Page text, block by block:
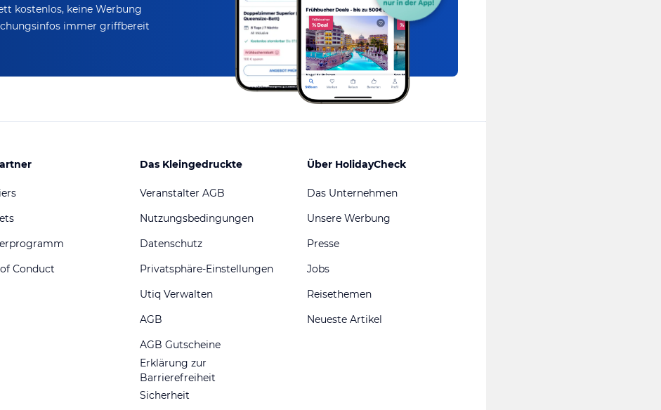
kostenlos, keine Werbung
immer griffbereit
Conduct
Das Kleingedruckte
Veranstalter AGB
Nutzungsbedingungen
Datenschutz
Privatsphäre-Einstellungen
Utiq Verwalten
AGB
AGB Gutscheine
Erklärung zur
Barrierefreiheit
Sicherheit
Über HolidayCheck
Das Unternehmen
Unsere Werbung
Presse
Jobs
Reisethemen
Neueste Artikel